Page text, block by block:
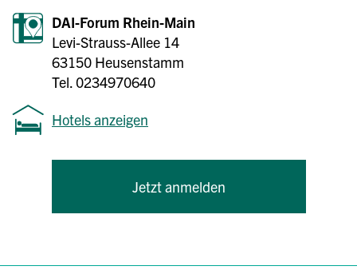
DAI-Forum Rhein-Main
Levi-Strauss-Allee 14
63150 Heusenstamm
Tel. 0234970640
Hotels anzeigen
Jetzt anmelden